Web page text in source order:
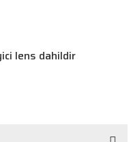
lens dahildir